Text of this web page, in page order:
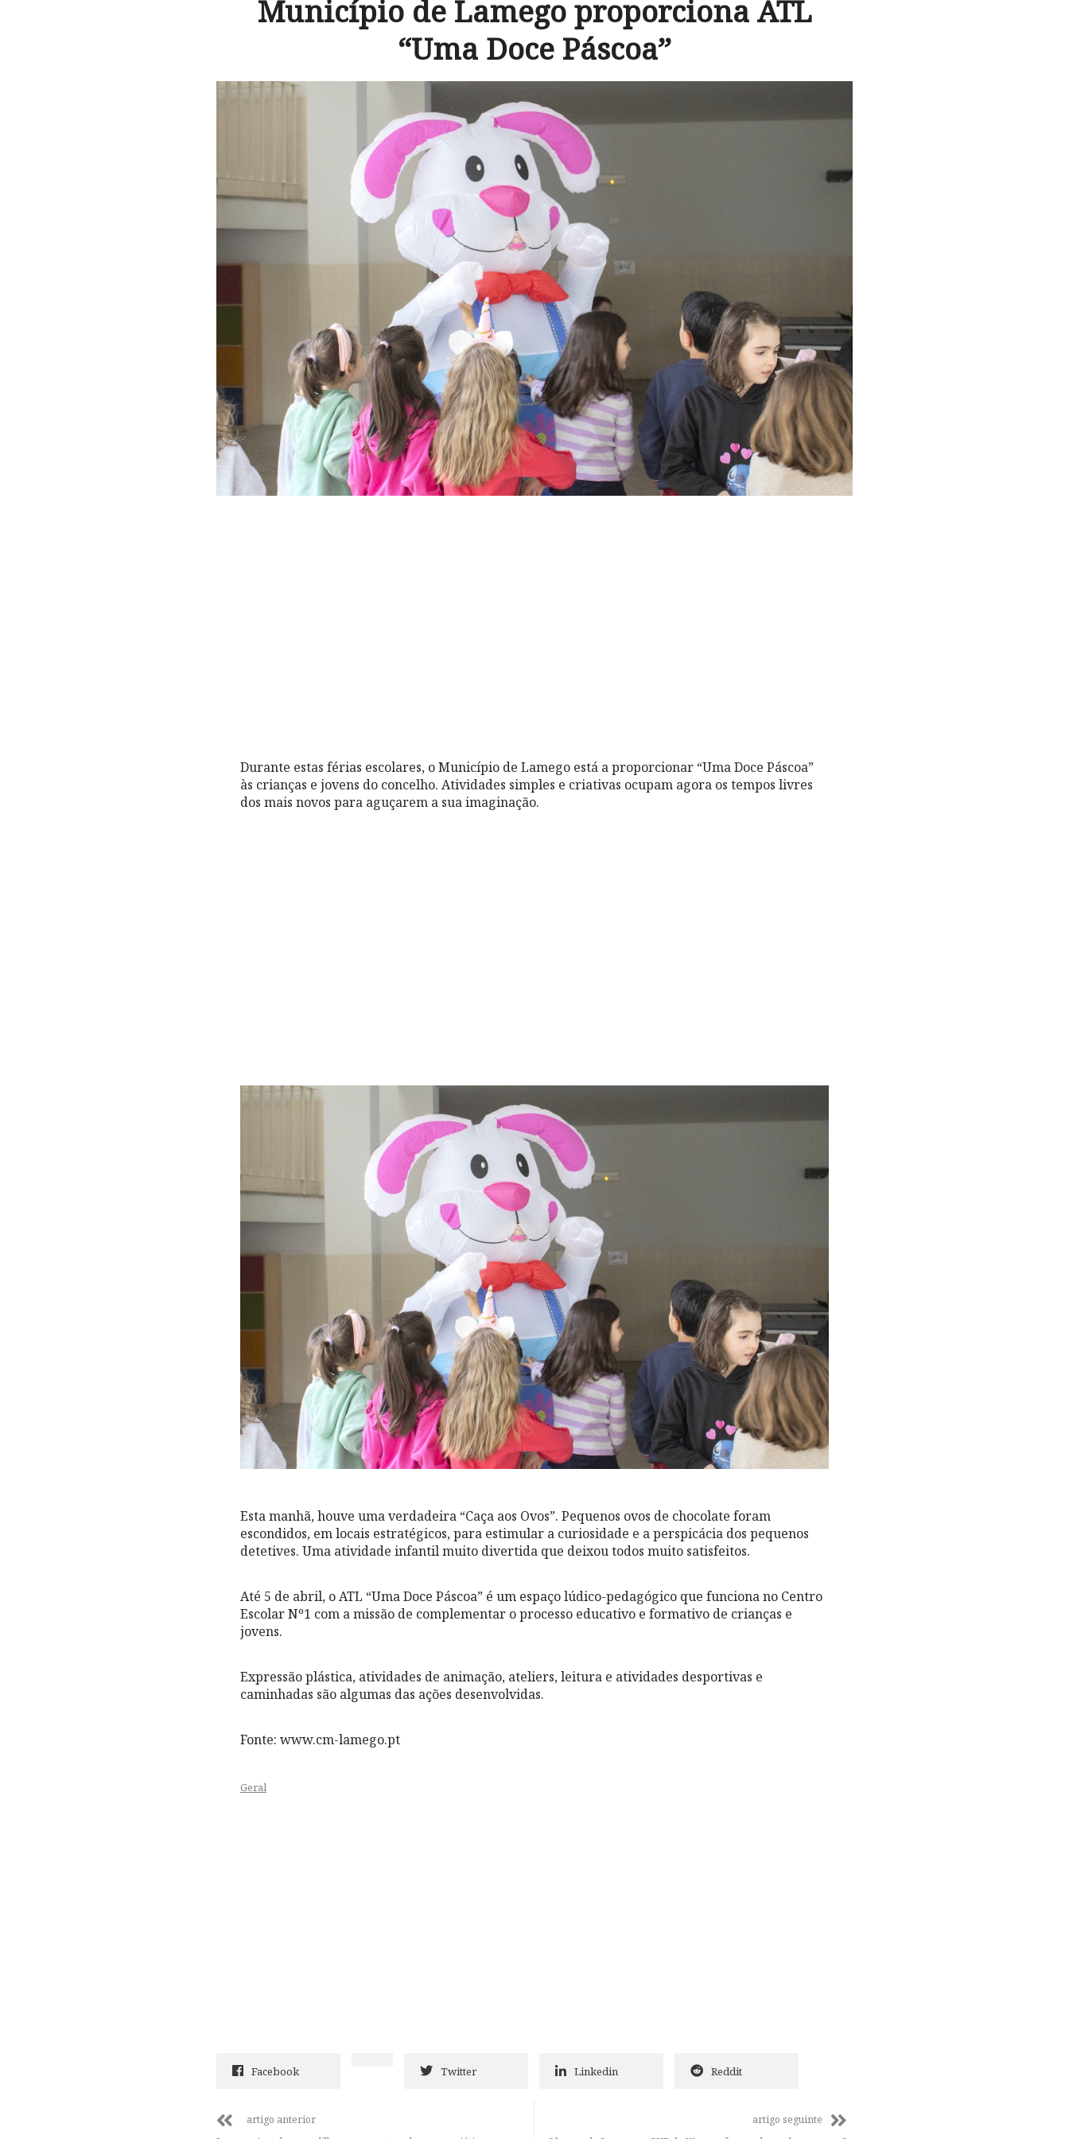
Município de Lamego proporciona ATL
“Uma Doce Páscoa”
Durante estas férias escolares, o Município de Lamego está a proporcionar “Uma Doce Páscoa”
às crianças e jovens do concelho. Atividades simples e criativas ocupam agora os tempos livres
dos mais novos para aguçarem a sua imaginação.
Esta manhã, houve uma verdadeira “Caça aos Ovos”. Pequenos ovos de chocolate foram
escondidos, em locais estratégicos, para estimular a curiosidade e a perspicácia dos pequenos
detetives. Uma atividade infantil muito divertida que deixou todos muito satisfeitos.
Até 5 de abril, o ATL “Uma Doce Páscoa” é um espaço lúdico-pedagógico que funciona no Centro
Escolar Nº1 com a missão de complementar o processo educativo e formativo de crianças e
jovens.
Expressão plástica, atividades de animação, ateliers, leitura e atividades desportivas e
caminhadas são algumas das ações desenvolvidas.
Fonte: www.cm-lamego.pt
Geral
Facebook Twitter Linkedin Reddit
artigo anterior
artigo seguinte